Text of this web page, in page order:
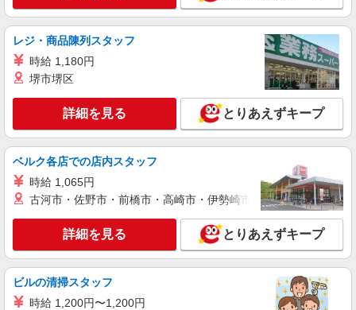
レジ・商品陳列スタッフ
時給 1,180円
堺市堺区
詳細を見る とりあえずキープ
ベルク各店での店内スタッフ
時給 1,065円
古河市・佐野市・前橋市・高崎市・伊勢崎市・太田市・館林市
詳細を見る とりあえずキープ
ビルの清掃スタッフ
時給 1,200円〜1,200円